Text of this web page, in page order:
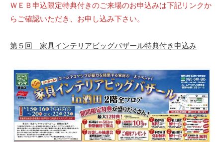
ＷＥＢ申込限定特典付きのご来場のお申込みは下記リンクか
らご確認いただき、お申し込み下さい。
第５回 家具インテリアビッグバザール特典付き申込み